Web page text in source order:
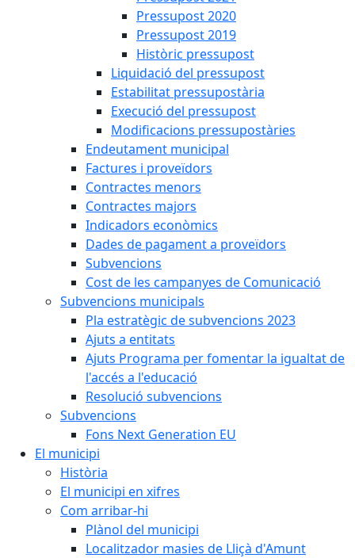
Pressupost 2020
Pressupost 2019
Històric pressupost
Liquidació del pressupost
Estabilitat pressupostària
Execució del pressupost
Modificacions pressupostàries
Endeutament municipal
Factures i proveïdors
Contractes menors
Contractes majors
Indicadors econòmics
Dades de pagament a proveïdors
Subvencions
Cost de les campanyes de Comunicació
Subvencions municipals
Pla estratègic de subvencions 2023
Ajuts a entitats
Ajuts Programa per fomentar la igualtat de
l'accés a l'educació
Resolució subvencions
Subvencions
Fons Next Generation EU
El municipi
Història
El municipi en xifres
Com arribar-hi
Plànol del municipi
Localitzador masies de Lliçà d'Amunt